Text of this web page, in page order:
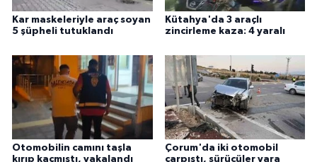
Kar maskeleriyle araç soyan
5 şüpheli tutuklandı
Kütahya'da 3 araçlı
zincirleme kaza: 4 yaralı
Otomobilin camını taşla
kırıp kaçmıştı, yakalandı
Çorum'da iki otomobil
çarpıştı, sürücüler yara